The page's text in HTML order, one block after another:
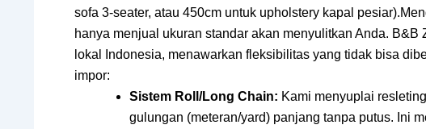
sofa 3-seater, atau 450cm untuk upholstery kapal
hanya menjual ukuran standar akan menyulitkan Anda. B&B
lokal Indonesia, menawarkan fleksibilitas yang tidak bisa
impor:
Sistem Roll/Long Chain: Kami menyuplai
gulungan (meteran/yard) panjang tanpa putus. Ini